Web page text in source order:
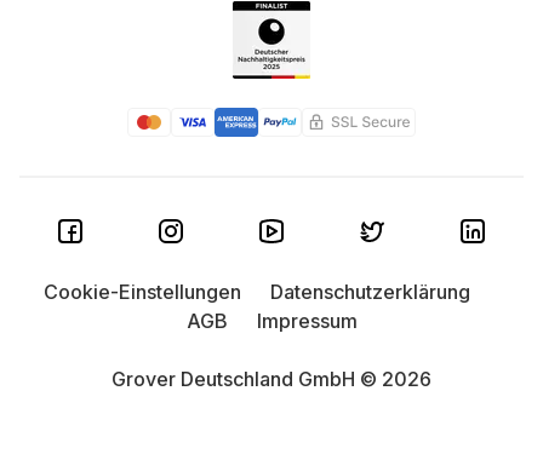
Grover Deutschland GmbH © 2026
Cookie-Einstellungen
Datenschutzerklärung
AGB
Impressum